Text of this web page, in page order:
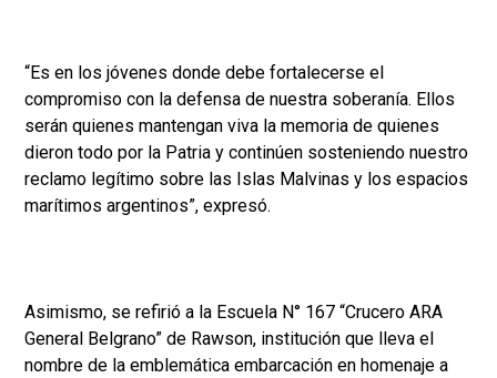
“Es en los jóvenes donde debe fortalecerse el
compromiso con la defensa de nuestra soberanía. Ellos
serán quienes mantengan viva la memoria de quienes
dieron todo por la Patria y continúen sosteniendo nuestro
reclamo legítimo sobre las Islas Malvinas y los espacios
marítimos argentinos”, expresó.
Asimismo, se refirió a la Escuela N° 167 “Crucero ARA
General Belgrano” de Rawson, institución que lleva el
nombre de la emblemática embarcación en homenaje a